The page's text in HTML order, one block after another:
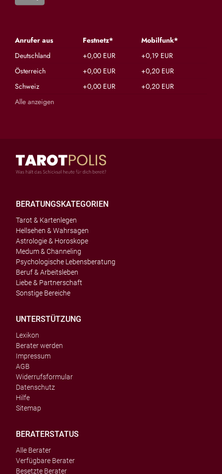
Anrufer aus Festnetz*
Mobilfunk*
Deutschland
+0,00 EUR
+0,19 EUR
Österreich
+0,00 EUR
+0,20 EUR
Schweiz
+0,00 EUR
+0,20 EUR
Alle anzeigen
BERATUNGSKATEGORIEN
Tarot & Kartenlegen
Hellsehen & Wahrsagen
Astrologie & Horoskope
Medum & Channeling
Psychologische Lebensberatung
Beruf & Arbeitsleben
Liebe & Partnerschaft
Sonstige Bereiche
UNTERSTÜTZUNG
Lexikon
Berater werden
Impressum
AGB
Widerrufsformular
Datenschutz
Hilfe
Sitemap
BERATERSTATUS
Alle Berater
Verfügbare Berater
Besetzte Berater